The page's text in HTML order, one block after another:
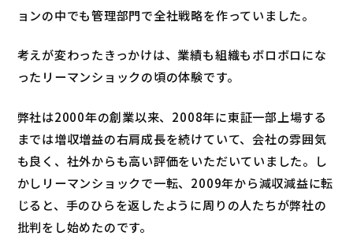
ョンの中でも管理部門で全社戦略を作っていました。
考えが変わったきっかけは、業績も組織もボロボロにな
ったリーマンショックの頃の体験です。
弊社は2000年の創業以来、2008年に東証一部上場する
までは増収増益の右肩成長を続けていて、会社の雰囲気
も良く、社外からも高い評価をいただいていました。し
かしリーマンショックで一転、2009年から減収減益に転
じると、手のひらを返したように周りの人たちが弊社の
批判をし始めたのです。